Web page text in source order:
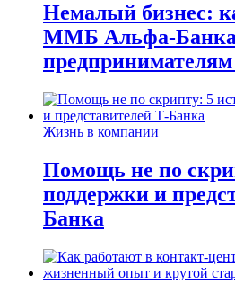
Немалый бизнес:
ММБ Альфа-Банка
предпринимателям
Жизнь в компании
Помощь не по
поддержки и
Банка